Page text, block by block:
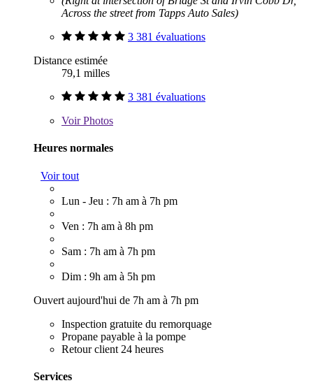
Across the street from Tapps Auto Sales)
3 381 évaluations
Distance estimée
79,1 milles
3 381 évaluations
VoirPhotos
Heures normales
Voir tout
Lun - Jeu : 7h am à 7h pm
Ven : 7h am à 8h pm
Sam : 7h am à 7h pm
Dim : 9h am à 5h pm
Ouvert aujourd'hui de 7h am à 7h pm
Inspection gratuite du remorquage
Propane payable à la pompe
Retour client 24 heures
Services